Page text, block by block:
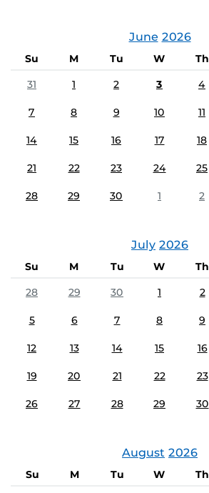
June 2026
Su M Tu W Th
31
1 2 3 4
7 8 9 10 11
14 15 16 17 18
21 22 23 24 25
28 29 30 1 2
July 2026
Su M Tu W Th
28
29 30 1 2
5 6 7 8 9
12 13 14 15 16
19 20 21 22 23
26 27 28 29 30
August 2026
Su M Tu W Th